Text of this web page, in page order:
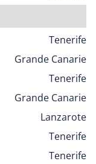
Tenerife
Grande Canarie
Tenerife
Grande Canarie
Lanzarote
Tenerife
Tenerife